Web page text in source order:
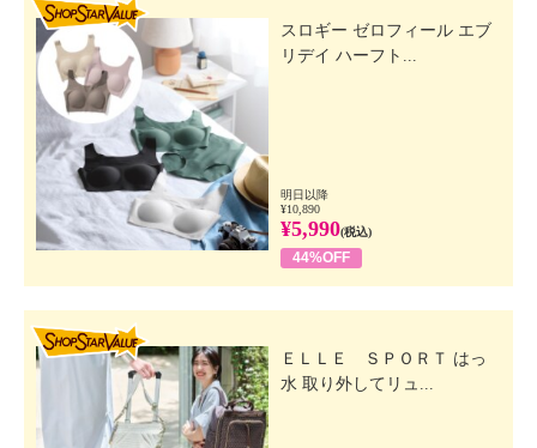
スロギー ゼロフィール エブ
リデイ ハーフト...
明日以降
¥10,890
¥5,990(税込)
44%OFF
ＥＬＬＥ ＳＰＯＲＴ はっ
水 取り外してリュ...